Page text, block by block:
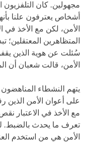
مجهولين. كان
أشخاص يعترفون علنا
الأمن، لكن مع الأخذ في
المتظاهرين المعتقلين؛
سُئلت عن هوية الذين
الأمن، قالت شعبان أن
يتهم النشطاء المناهضون
على أعوان الأمن الذين
مع الأخذ في الاعتبار
تعرف ما يحدث بالضبط.
الأمن هي من استخدم